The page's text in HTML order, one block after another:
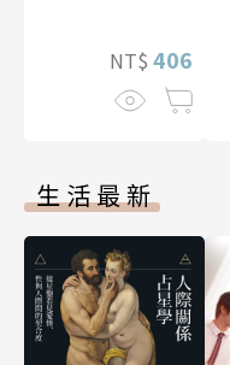
NT$ 406
生活最新